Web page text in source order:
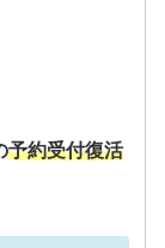
予約受付復活